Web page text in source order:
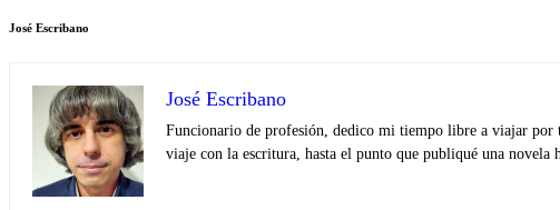
José Escribano
José Escribano
Funcionario de profesión, dedico mi tiempo libre a viajar por
viaje con la escritura, hasta el punto que publiqué una novela